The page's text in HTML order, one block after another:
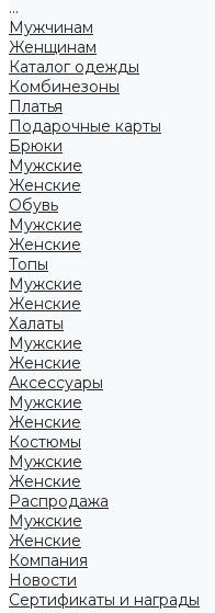
...
Мужчинам
Женщинам
Каталог одежды
Комбинезоны
Платья
Подарочные карты
Брюки
Мужские
Женские
Обувь
Мужские
Женские
Топы
Мужские
Женские
Халаты
Мужские
Женские
Аксессуары
Мужские
Женские
Костюмы
Мужские
Женские
Распродажа
Мужские
Женские
Компания
Новости
Сертификаты и награды